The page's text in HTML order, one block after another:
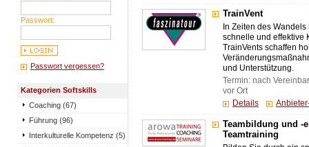
Passwort:
Passwort vergessen?
Kategorien Softskills
Coaching (67)
Führung (96)
Interkulturelle Kompetenz (5)
TrainVent
In Zeiten des
schnelle und effektive
TrainVents schaffen
und Unterstützung.
Termin: nach
vor Ort
Details
Teambildung und -
Teamtraining